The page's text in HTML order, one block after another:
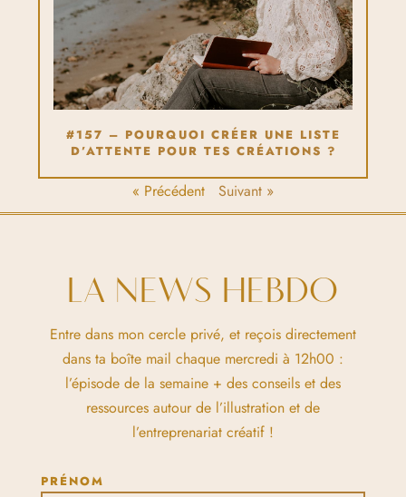
#157 – POURQUOI CRÉER UNE LISTE
D’ATTENTE POUR TES CRÉATIONS ?
« Précédent Suivant »
LA NEWS HEBDO
Entre dans mon cercle privé, et reçois directement
dans ta boîte mail chaque mercredi à 12h00 :
l’épisode de la semaine + des conseils et des
ressources autour de l’illustration et de
l’entreprenariat créatif !
PRÉNOM